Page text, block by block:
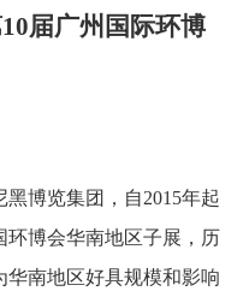
届广州国际环博
博览集团，自2015年起
环博会华南地区子展，历
南地区好具规模和影响